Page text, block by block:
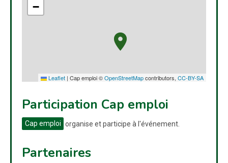
−
Leaflet | Cap emploi ©OpenStreetMapcontributors, CC-BY-SA
Participation Cap emploi
Cap emploi organise et participe à l'événement.
Partenaires